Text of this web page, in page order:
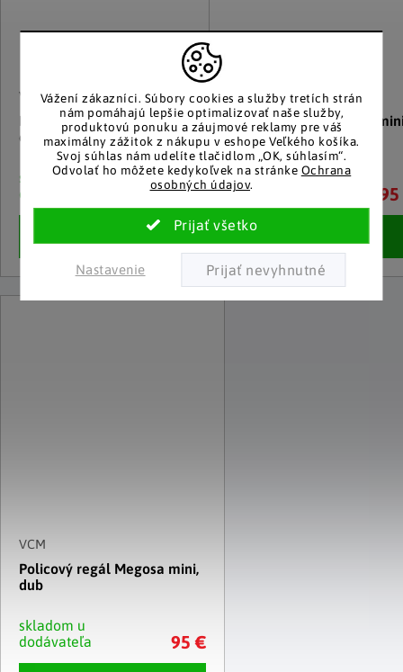
Vážení zákazníci. Súbory cookies a služby tretích strán
nám pomáhajú lepšie optimalizovať naše služby,
produktovú ponuku a záujmové reklamy pre váš
maximálny zážitok z nákupu v eshope Veľkého košíka.
Svoj súhlas nám udelíte tlačidlom „OK, súhlasím“.
Odvolať ho môžete kedykoľvek na stránke Ochrana
osobných údajov.
Nastavenie
VCM
Policový regál Megosa mini,
čierny
skladom u
dodávateľa
95 €
VCM
Policový regál Megosa
biely
skladom u
dodávateľa
VCM
Policový regál Megosa mini,
dub
skladom u
dodávateľa
95 €